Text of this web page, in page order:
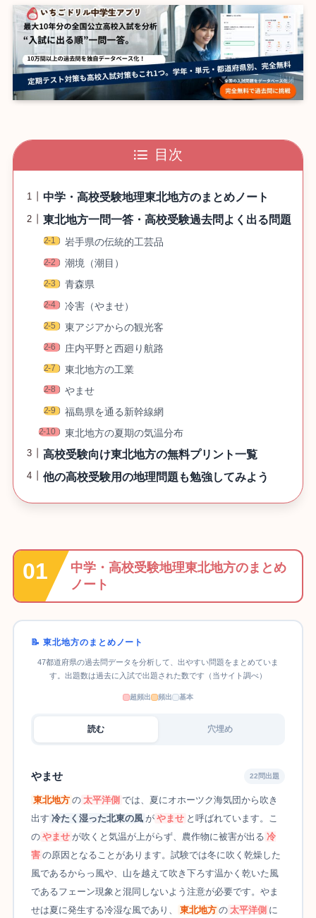
目次
中学・高校受験地理東北地方のまとめノート
東北地方一問一答・高校受験過去問よく出る問題
岩手県の伝統的工芸品
潮境（潮目）
青森県
冷害（やませ）
東アジアからの観光客
庄内平野と西廻り航路
東北地方の工業
やませ
福島県を通る新幹線網
東北地方の夏期の気温分布
高校受験向け東北地方の無料プリント一覧
他の高校受験用の地理問題も勉強してみよう
中学・高校受験地理東北地方のまとめ
ノート
📝 東北地方のまとめノート
47都道府県の過去問データを分析して、出やすい問題をまとめていま
す。出題数は過去に入試で出題された数です（当サイト調べ）
超頻出 頻出 基本
読む 穴埋め
やませ 22問出題
東北地方 の 太平洋側 では、夏にオホーツク海気団から吹き
出す 冷たく湿った北東の風 が やませ と呼ばれています。こ
の やませ が吹くと気温が上がらず、農作物に被害が出る 冷
害 の原因となることがあります。試験では冬に吹く乾燥した
風であるからっ風や、山を越えて吹き下ろす温かく乾いた風
であるフェーン現象と混同しないよう注意が必要です。やま
せは夏に発生する冷湿な風であり、
東北地方 の 太平洋側 に